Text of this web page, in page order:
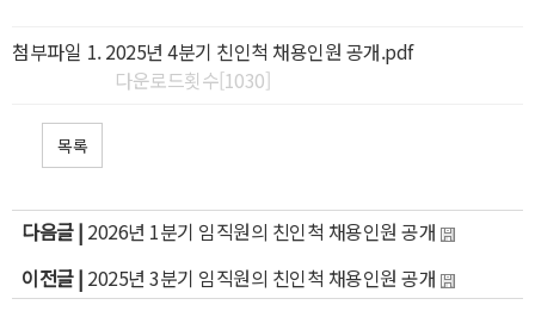
첨부파일
2025년 4분기 친인척 채용인원 공개.pdf
다운로드횟수[1030]
목록
다음글 | 2026년 1분기 임직원의 친인척 채용인원 공개
이전글 | 2025년 3분기 임직원의 친인척 채용인원 공개